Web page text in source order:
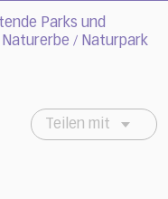
Parks und
/ Naturpark
Teilen mit